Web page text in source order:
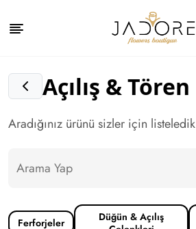
Açılış & Tören
Aradığınız ürünü sizler için listeledik
Ferforjeler
Düğün & Açılış